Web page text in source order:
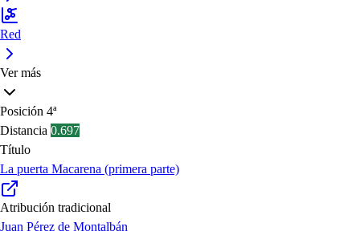
Red
Ver más
Posición 4ª
Distancia 0.697
Título
La puerta Macarena (primera parte)
Atribución tradicional
Juan Pérez de Montalbán